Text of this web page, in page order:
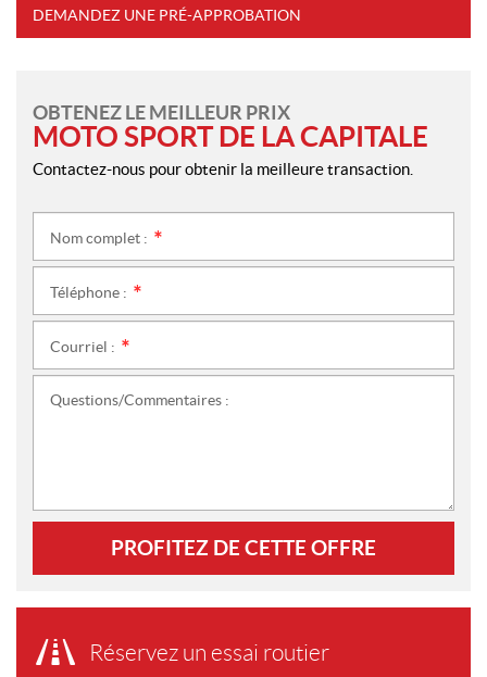
DEMANDEZ UNE PRÉ-APPROBATION
OBTENEZ LE MEILLEUR PRIX
MOTO SPORT DE LA CAPITALE
Contactez-nous pour obtenir la meilleure transaction.
Nom complet :
Téléphone :
Courriel :
Questions/Commentaires :
PROFITEZ DE CETTE OFFRE
Réservez un essai routier